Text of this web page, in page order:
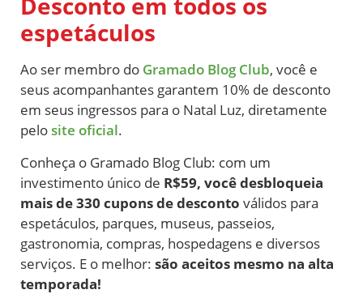
espetáculos
Ao ser membro do Gramado Blog Club, você e
seus acompanhantes garantem 10% de desconto
em seus ingressos para o Natal Luz, diretamente
pelosite oficial.
Conheça o Gramado Blog Club: com um
investimento único de R$59, você desbloqueia
mais de 330 cupons de desconto válidos para
espetáculos, parques, museus, passeios,
gastronomia, compras, hospedagens e diversos
serviços. E o melhor: são aceitos mesmo na alta
temporada!